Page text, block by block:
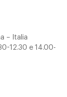
– Italia
12.30 e 14.00-